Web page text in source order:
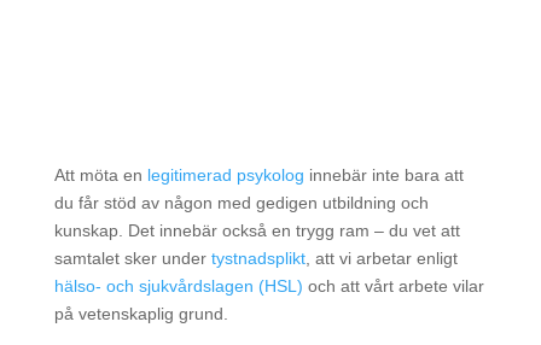
Att möta en legitimerad psykolog innebär inte bara att
du får stöd av någon med gedigen utbildning och
kunskap. Det innebär också en trygg ram – du vet att
samtalet sker under tystnadsplikt, att vi arbetar enligt
hälso- och sjukvårdslagen (HSL) och att vårt arbete vilar
på vetenskaplig grund.